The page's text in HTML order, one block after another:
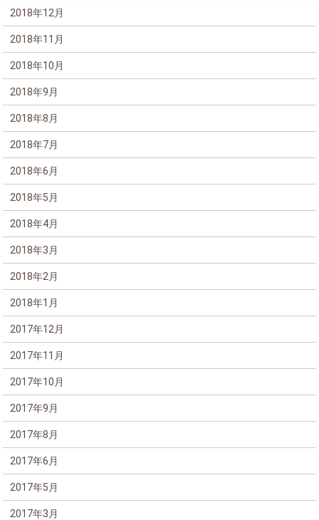
2018年12月
2018年11月
2018年10月
2018年9月
2018年8月
2018年7月
2018年6月
2018年5月
2018年4月
2018年3月
2018年2月
2018年1月
2017年12月
2017年11月
2017年10月
2017年9月
2017年8月
2017年6月
2017年5月
2017年3月